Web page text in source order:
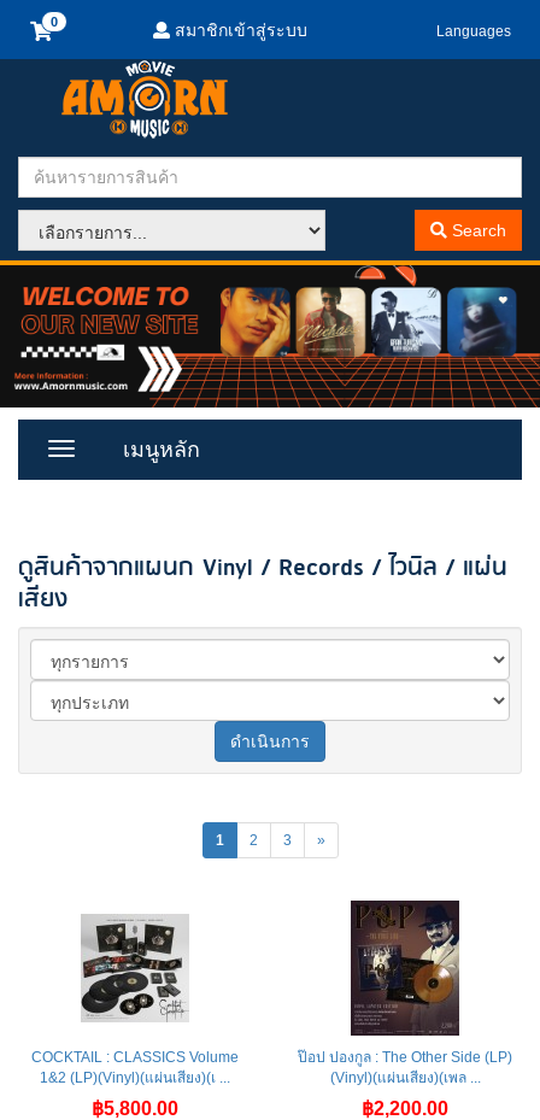
สมาชิกเข้าสู่ระบบ Languages
Search
Toggle
เมนูหลัก
ดูสินค้าจากแผนก Vinyl / Records / ไวนิล / แผ่น
เสียง
ดำเนินการ
1 2 3 »
COCKTAIL : CLASSICS Volume
1&2 (LP)(Vinyl)(แผ่นเสียง)(เ ...
฿5,800.00
ป๊อป ปองกูล : The Other Side (LP)
(Vinyl)(แผ่นเสียง)(เพล ...
฿2,200.00